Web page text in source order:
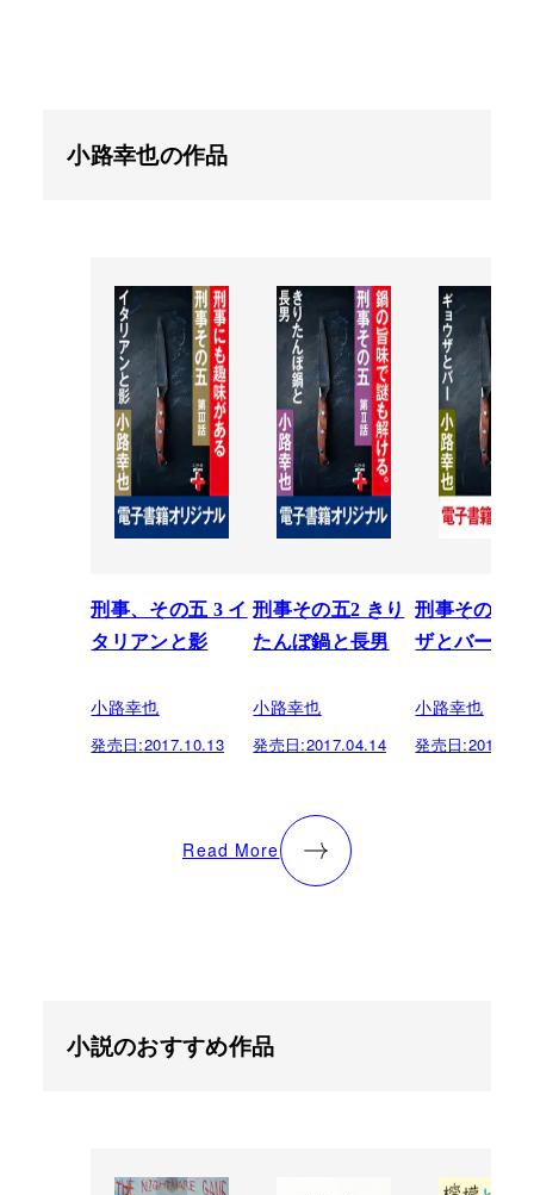
小路幸也の作品
刑事、その五 3 イ
タリアンと影
小路幸也
発売日:2017.10.13
刑事その五2 きり
たんぼ鍋と長男
小路幸也
発売日:2017.04.14
刑事その五
ザとバー
小路幸也
発売日:
Read More
小説のおすすめ作品